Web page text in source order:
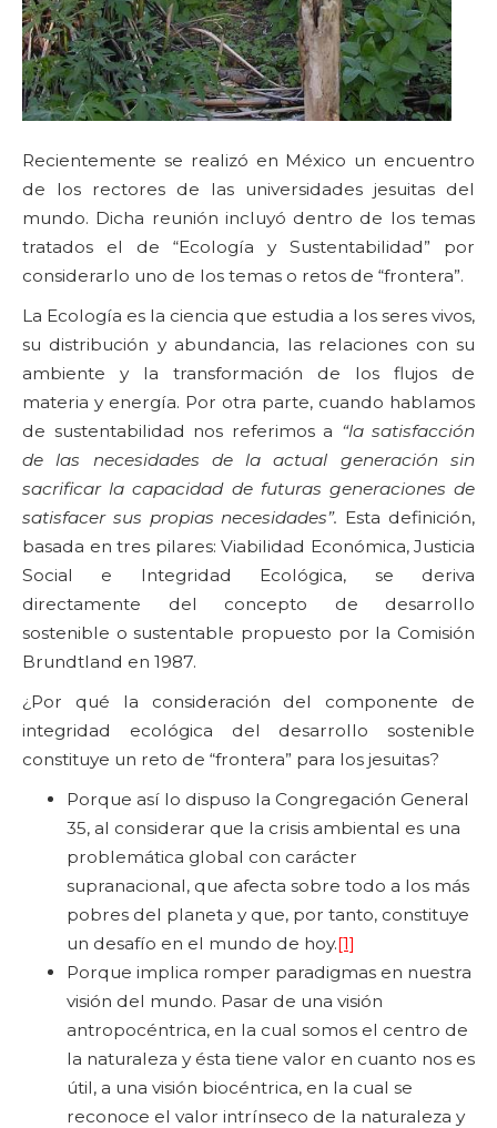
Recientemente se realizó en México un encuentro
de los rectores de las universidades jesuitas del
mundo. Dicha reunión incluyó dentro de los temas
tratados el de “Ecología y Sustentabilidad” por
considerarlo uno de los temas o retos de “frontera”.
La Ecología es la ciencia que estudia a los seres vivos,
su distribución y abundancia, las relaciones con su
ambiente y la transformación de los flujos de
materia y energía. Por otra parte, cuando hablamos
de sustentabilidad nos referimos a “la satisfacción
de las necesidades de la actual generación sin
sacrificar la capacidad de futuras generaciones de
satisfacer sus propias necesidades”. Esta definición,
basada en tres pilares: Viabilidad Económica, Justicia
Social e Integridad Ecológica, se deriva
directamente del concepto de desarrollo
sostenible o sustentable propuesto por la Comisión
Brundtland en 1987.
¿Por qué la consideración del componente de
integridad ecológica del desarrollo sostenible
constituye un reto de “frontera” para los jesuitas?
Porque así lo dispuso la Congregación General
35, al considerar que la crisis ambiental es una
problemática global con carácter
supranacional, que afecta sobre todo a los más
pobres del planeta y que, por tanto, constituye
un desafío en el mundo de hoy.[1]
Porque implica romper paradigmas en nuestra
visión del mundo. Pasar de una visión
antropocéntrica, en la cual somos el centro de
la naturaleza y ésta tiene valor en cuanto nos es
útil, a una visión biocéntrica, en la cual se
reconoce el valor intrínseco de la naturaleza y